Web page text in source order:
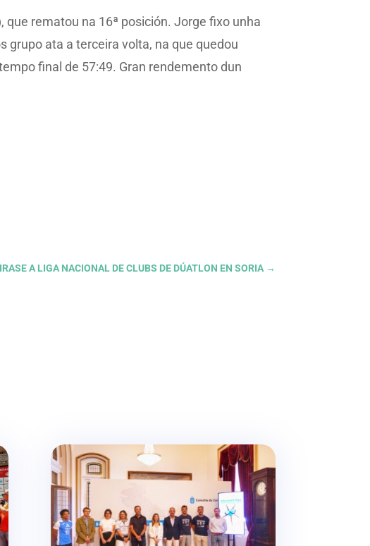
que rematou na 16ª posición. Jorge fixo unha
grupo ata a terceira volta, na que quedou
final de 57:49. Gran rendemento dun
A LIGA NACIONAL DE CLUBS DE DÚATLON EN SORIA→